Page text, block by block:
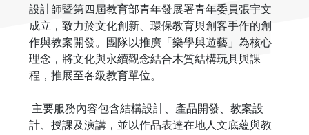
設計師暨第四屆教育部青年發展署青年委員張宇文
成立，致力於文化創新、環保教育與創客手作的創
作與教案開發。團隊以推廣「樂學與遊藝」為核心
理念，將文化與永續觀念結合木質結構玩具與課
程，推展至各級教育單位。
主要服務內容包含結構設計、產品開發、教案設
計、授課及演講，並以作品表達在地人文底蘊與教